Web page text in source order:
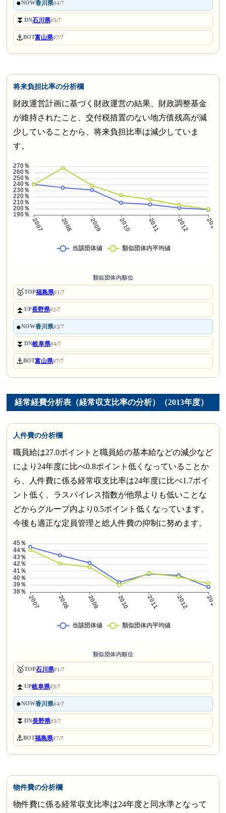
●NOW香川県#4/7
⏬DN石川県#5/7
⚓BOT富山県#7/7
将来負担比率の分析欄
財政運営計画に基づく財政運営の結果、財政調整基金
が維持されたこと、交付税措置のない地方債残高が減
少していることから、将来負担比率は減少していま
す。
類似団体内順位
🥇TOP福島県#1/7
⏫UP長野県#2/7
●NOW香川県#3/7
⏬DN岐阜県#4/7
⚓BOT富山県#7/7
経常経費分析表（経常収支比率の分析）（2013年度）
人件費の分析欄
職員給は27.0ポイントと職員給の基本給などの減少など
により24年度に比べ0.8ポイント低くなっていることか
ら、人件費に係る経常収支比率は24年度に比べ1.7ポイ
ント低く、ラスパイレス指数が他県よりも低いことな
どからグループ内より0.5ポイント低くなっています。
今後も適正な定員管理と総人件費の抑制に努めます。
類似団体内順位
🥇TOP石川県#1/7
⏫UP岐阜県#3/7
●NOW香川県#4/7
⏬DN長野県#5/7
⚓BOT福島県#7/7
物件費の分析欄
物件費に係る経常収支比率は24年度と同水準となって